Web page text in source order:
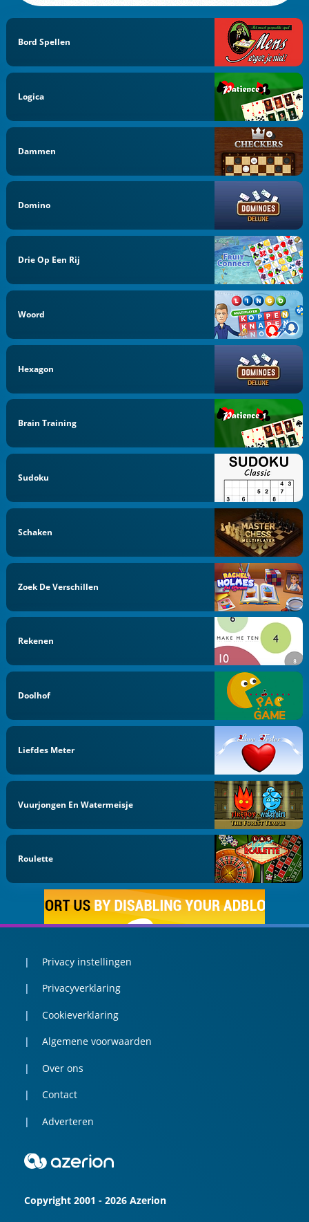
Bord Spellen
Logica
Dammen
Domino
Drie Op Een Rij
Woord
Hexagon
Brain Training
Sudoku
Schaken
Zoek De Verschillen
Rekenen
Doolhof
Liefdes Meter
Vuurjongen En Watermeisje
Roulette
Privacy instellingen
Privacyverklaring
Cookieverklaring
Algemene voorwaarden
Over ons
Contact
Adverteren
Copyright 2001 - 2026 Azerion